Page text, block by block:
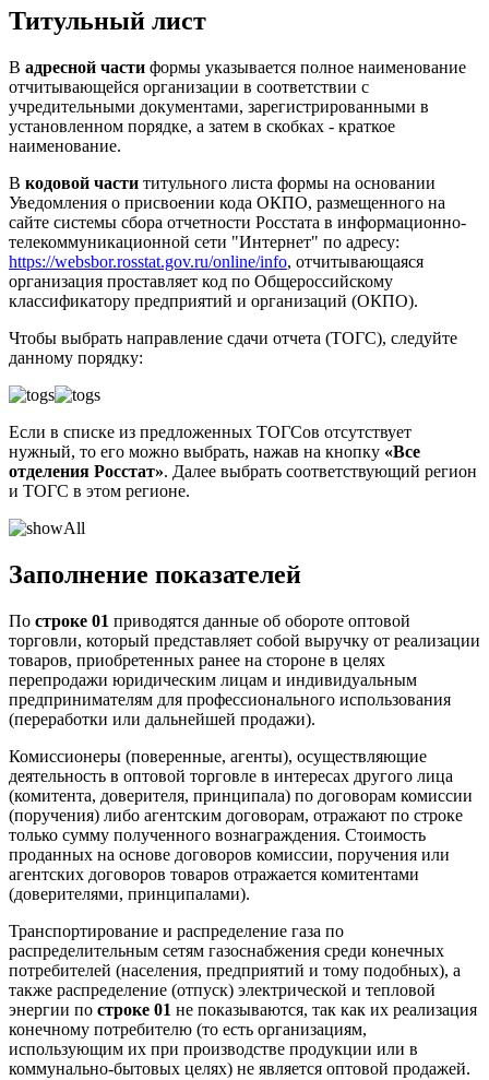
Титульный лист
В адресной части формы указывается полное наименование
отчитывающейся организации в соответствии с
учредительными документами, зарегистрированными в
установленном порядке, а затем в скобках - краткое
наименование.
В кодовой части титульного листа формы на основании
Уведомления о присвоении кода ОКПО, размещенного на
сайте системы сбора отчетности Росстата в информационно-
телекоммуникационной сети "Интернет" по адресу:
https://websbor.rosstat.gov.ru/online/info, отчитывающаяся
организация проставляет код по Общероссийскому
классификатору предприятий и организаций (ОКПО).
Чтобы выбрать направление сдачи отчета (ТОГС), следуйте
данному порядку:
Если в списке из предложенных ТОГСов отсутствует
нужный, то его можно выбрать, нажав на кнопку «Все
отделения Росстат». Далее выбрать соответствующий регион
и ТОГС в этом регионе.
Заполнение показателей
По строке 01 приводятся данные об обороте оптовой
торговли, который представляет собой выручку от реализации
товаров, приобретенных ранее на стороне в целях
перепродажи юридическим лицам и индивидуальным
предпринимателям для профессионального использования
(переработки или дальнейшей продажи).
Комиссионеры (поверенные, агенты), осуществляющие
деятельность в оптовой торговле в интересах другого лица
(комитента, доверителя, принципала) по договорам комиссии
(поручения) либо агентским договорам, отражают по строке
только сумму полученного вознаграждения. Стоимость
проданных на основе договоров комиссии, поручения или
агентских договоров товаров отражается комитентами
(доверителями, принципалами).
Транспортирование и распределение газа по
распределительным сетям газоснабжения среди конечных
потребителей (населения, предприятий и тому подобных), а
также распределение (отпуск) электрической и тепловой
энергии по строке 01 не показываются, так как их реализация
конечному потребителю (то есть организациям,
использующим их при производстве продукции или в
коммунально-бытовых целях) не является оптовой продажей.